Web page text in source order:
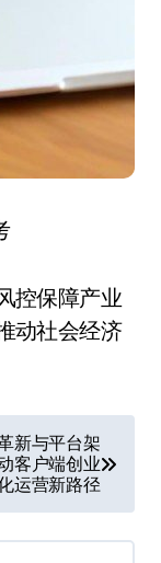
控保障产业
动社会经济
新与平台架
客户端创业
运营新路径